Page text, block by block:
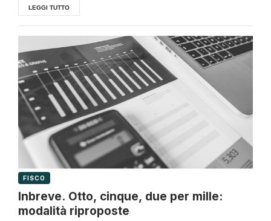
LEGGI TUTTO
FISCO
Inbreve. Otto, cinque, due per mille:
modalità riproposte